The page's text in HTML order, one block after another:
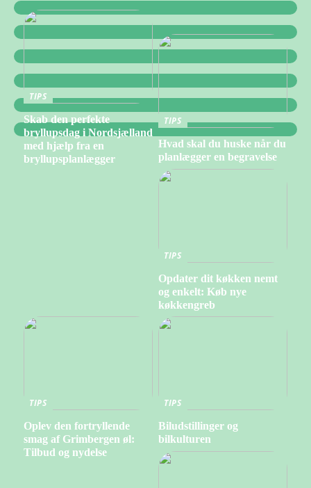
TIPS
Skab den perfekte
bryllupsdag i Nordsjælland
med hjælp fra en
bryllupsplanlægger
TIPS
Hvad skal du huske når du
planlægger en begravelse
TIPS
Opdater dit køkken nemt
og enkelt: Køb nye
køkkengreb
TIPS
Oplev den fortryllende
smag af Grimbergen øl:
Tilbud og nydelse
TIPS
Biludstillinger og
bilkulturen